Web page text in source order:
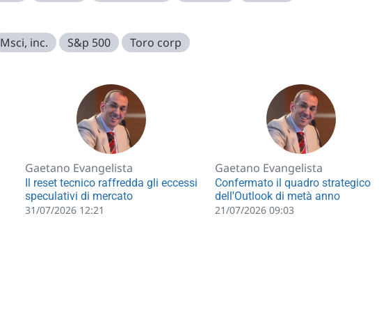
Msci, inc. S&p 500 Toro corp
Gaetano Evangelista
Il reset tecnico raffredda gli eccessi
speculativi di mercato
31/07/2026 12:21
Gaetano Evangelista
Confermato il quadro strategico
dell'Outlook di metà anno
21/07/2026 09:03